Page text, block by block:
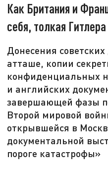
Как Британия и
себя, толкая
Донесения
атташе, копии
конфиденциальных
и английских
завершающей фазы
Второй мировой
открывшейся в
документальной
пороге катастрофы»